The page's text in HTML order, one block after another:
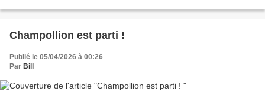
Champollion est parti !
Publié le 05/04/2026 à 00:26
Par Bill